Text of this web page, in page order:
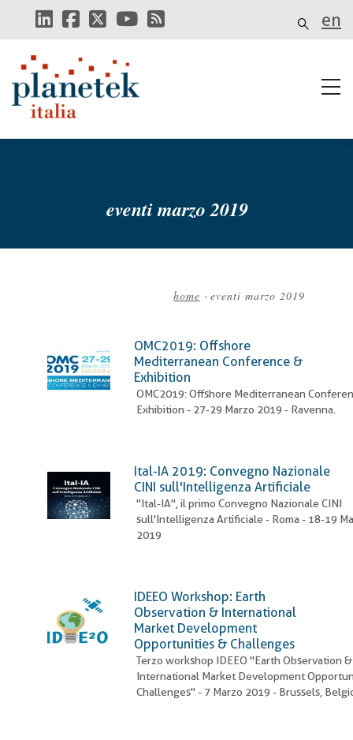
contenuto
en
eventi marzo 2019
pane
home - eventi marzo 2019
OMC2019: Offshore
Mediterranean Conference &
Exhibition
OMC2019: Offshore Mediterranean
Exhibition - 27-29 Marzo 2019 - Ravenna.
Ital-IA 2019: Convegno Nazionale
CINI sull'Intelligenza Artificiale
"Ital-IA", il primo Convegno Nazionale CINI
sull'Intelligenza Artificiale - Roma - 18-19
2019
IDEEO Workshop: Earth
Observation & International
Market Development
Opportunities & Challenges
Terzo workshop IDEEO "Earth Observation &
International Market Development
Challenges" - 7 Marzo 2019 - Brussels,